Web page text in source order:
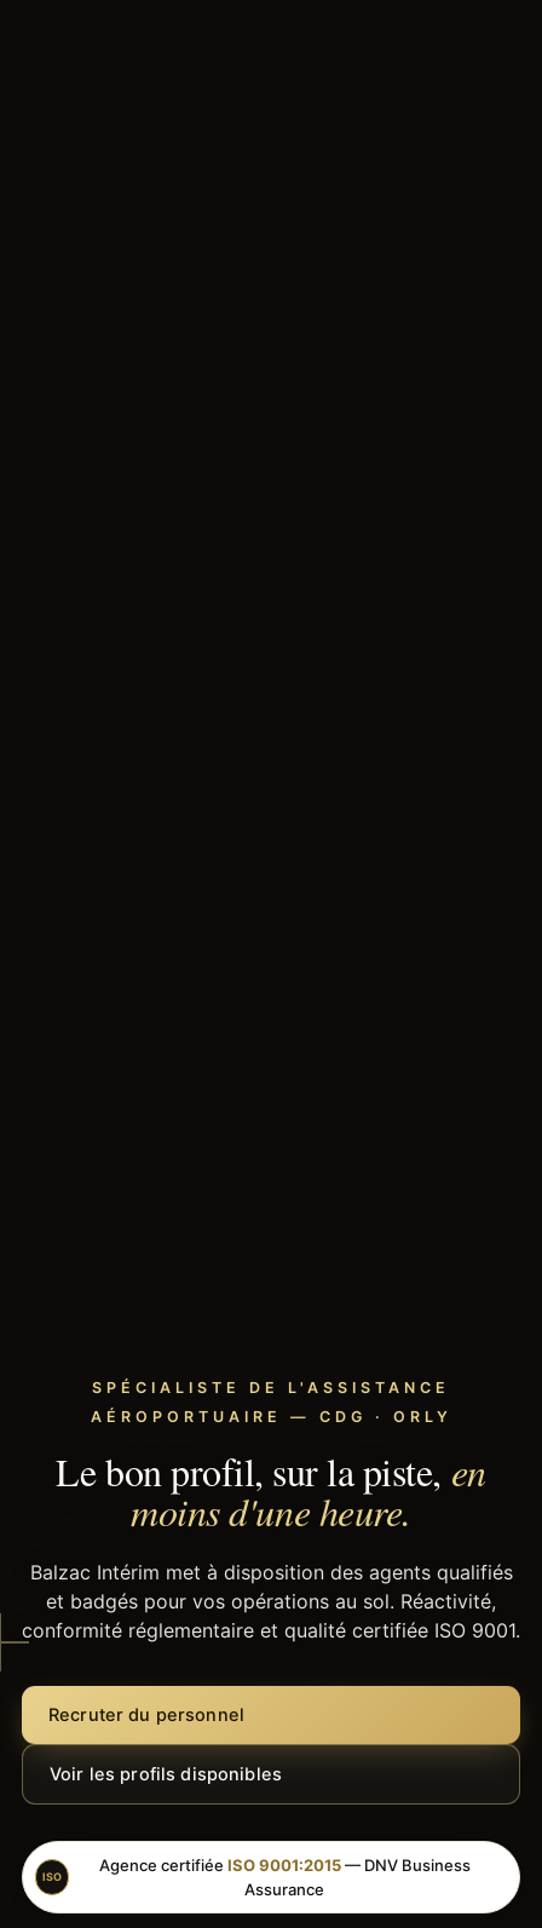
SPÉCIALISTE DE L'ASSISTANCE
AÉROPORTUAIRE — CDG · ORLY
Le bon profil, sur la piste, en
moins d'une heure.
Balzac Intérim met à disposition des agents qualifiés
et badgés pour vos opérations au sol. Réactivité,
conformité réglementaire et qualité certifiée ISO 9001.
Recruter du personnel
Voir les profils disponibles
ISO
Agence certifiée ISO 9001:2015— DNV Business
Assurance